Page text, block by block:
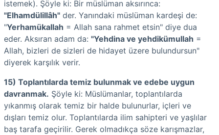
istemek). Şöyle ki: Bir müslüman aksırınca:
"Elhamdülillâh" der. Yanındaki müslüman kardeşi de:
"Yerhamükallah = Allah sana rahmet etsin" diye dua
eder. Aksıran adam da: "Yehdina ve yehdikümullah =
Allah, bizleri de sizleri de hidayet üzere bulundursun"
diyerek karşılık verir.
15) Toplantılarda temiz bulunmak ve edebe uygun
davranmak. Şöyle ki: Müslümanlar, toplantılarda
yıkanmış olarak temiz bir halde bulunurlar, içleri ve
dışları temiz olur. Toplantılarda ilim sahipteri ve yaşlılar
baş tarafa geçirilir. Gerek olmadıkça söze karışmazlar,